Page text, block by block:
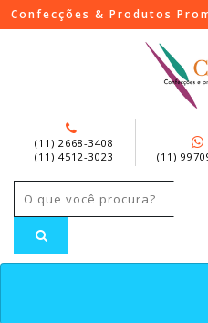
Confecções & Produtos
(11) 2668-3408
(11) 4512-3023
(11)